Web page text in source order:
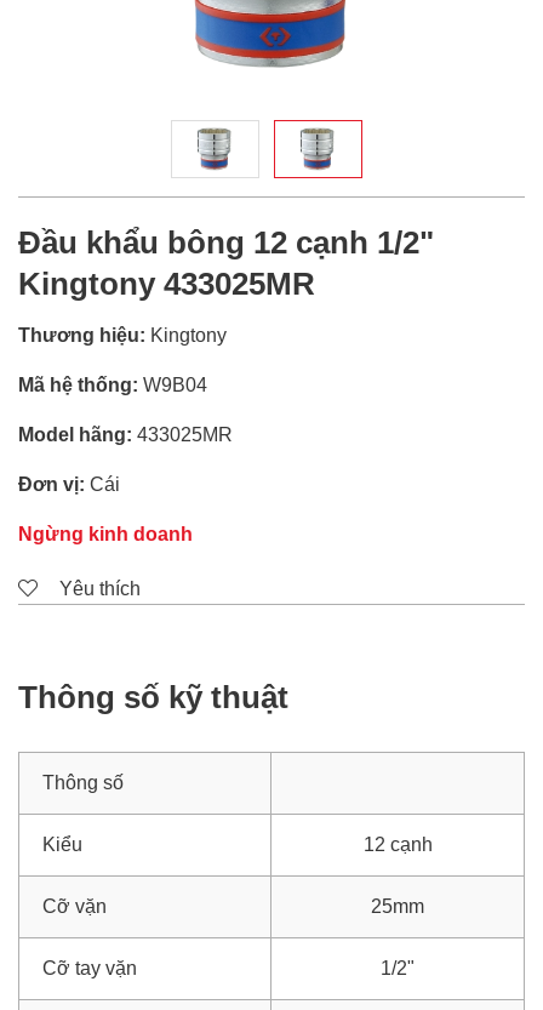
Đầu khẩu bông 12 cạnh 1/2"
Kingtony 433025MR
Thương hiệu: Kingtony
Mã hệ thống: W9B04
Model hãng: 433025MR
Đơn vị: Cái
Ngừng kinh doanh
Yêu thích
Thông số kỹ thuật
Thông số
Kiểu 12 cạnh
Cỡ vặn 25mm
Cỡ tay vặn 1/2"